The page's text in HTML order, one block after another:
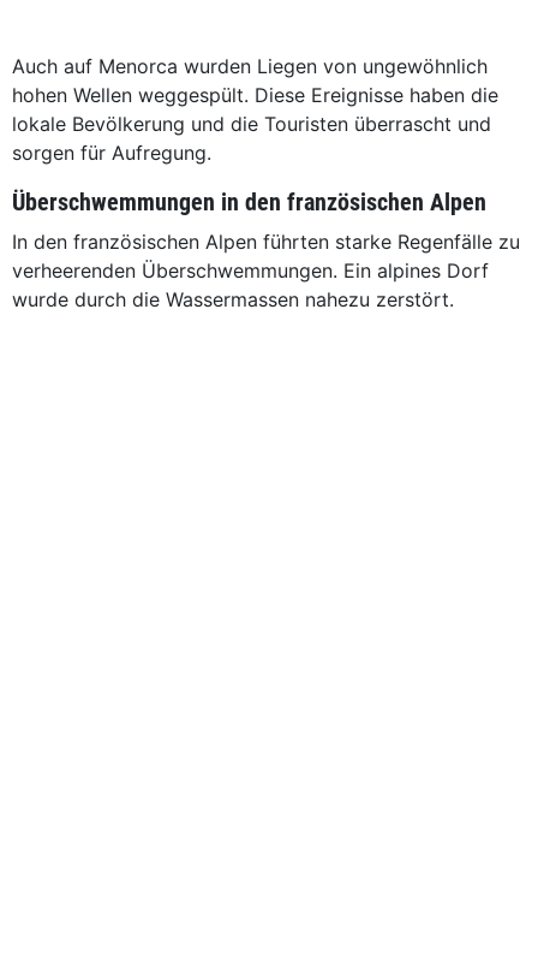
Auch auf Menorca wurden Liegen von ungewöhnlich
hohen Wellen weggespült. Diese Ereignisse haben die
lokale Bevölkerung und die Touristen überrascht und
sorgen für Aufregung.
Überschwemmungen in den französischen Alpen
In den französischen Alpen führten starke Regenfälle zu
verheerenden Überschwemmungen. Ein alpines Dorf
wurde durch die Wassermassen nahezu zerstört.